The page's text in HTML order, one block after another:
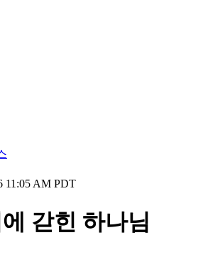
11:05 AM PDT
갇힌 하나님